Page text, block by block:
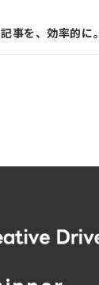
事を、効率的